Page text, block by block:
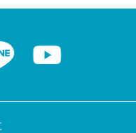
LINE